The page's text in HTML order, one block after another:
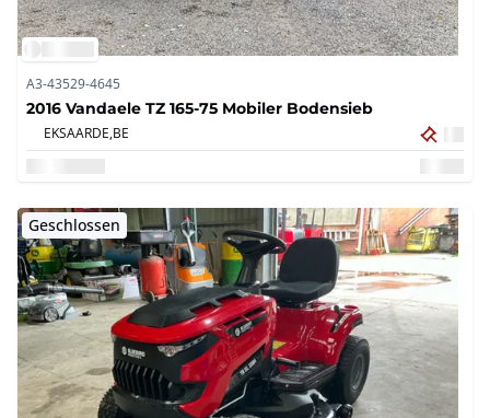
A3-43529-4645
2016 Vandaele TZ 165-75 Mobiler Bodensieb
EKSAARDE,BE
Geschlossen